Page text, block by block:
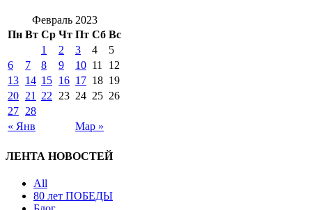
Февраль 2023
Пн Вт Ср Чт Пт Сб Вс
« Янв Мар »
1 2 3 4
5
6
7 8 9 10 11
12
13 14 15 16 17 18 19
20 21 22 23 24 25 26
27 28
ЛЕНТА НОВОСТЕЙ
All
80 лет ПОБЕДЫ